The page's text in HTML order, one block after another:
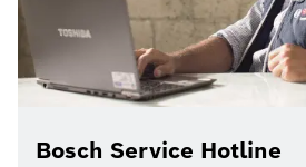
Bosch Service Hotline